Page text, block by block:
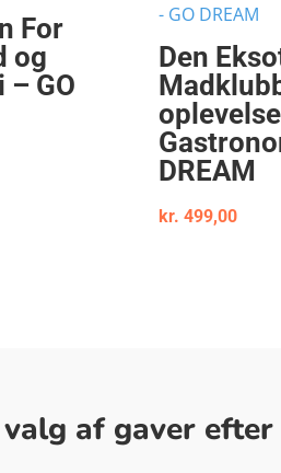
For
og
– GO
Den
DREAM
kr. 499,00
af gaver